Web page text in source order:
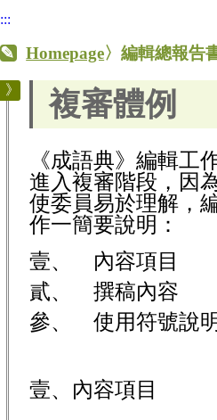
:::
Homepage〉編輯總報告
複審體例
《成語典》編輯工
進入複審階段，因
使委員易於理解，
作一簡要說明：
壹、 內容項目
貳、 撰稿內容
參、 使用符號說明
壹、內容項目